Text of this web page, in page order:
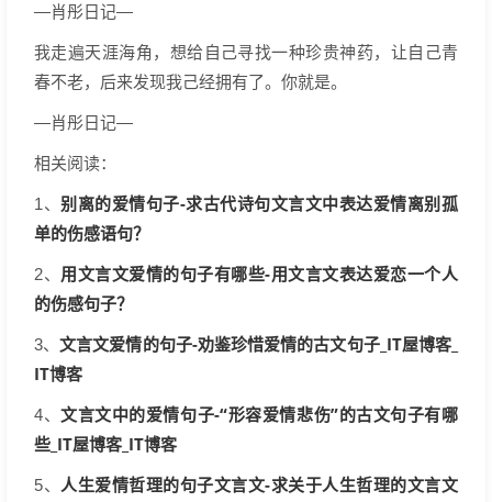
—肖彤日记—
我走遍天涯海角，想给自己寻找一种珍贵神药，让自己青
春不老，后来发现我己经拥有了。你就是。
—肖彤日记—
相关阅读：
1、别离的爱情句子-求古代诗句文言文中表达爱情离别孤
单的伤感语句？
2、 用文言文爱情的句子有哪些-用文言文表达爱恋一个人
的伤感句子？
3、文言文爱情的句子-劝鉴珍惜爱情的古文句子_IT屋博客_
IT博客
4、文言文中的爱情句子-“形容爱情悲伤”的古文句子有哪
些_IT屋博客_IT博客
5、 人生爱情哲理的句子文言文-求关于人生哲理的文言文